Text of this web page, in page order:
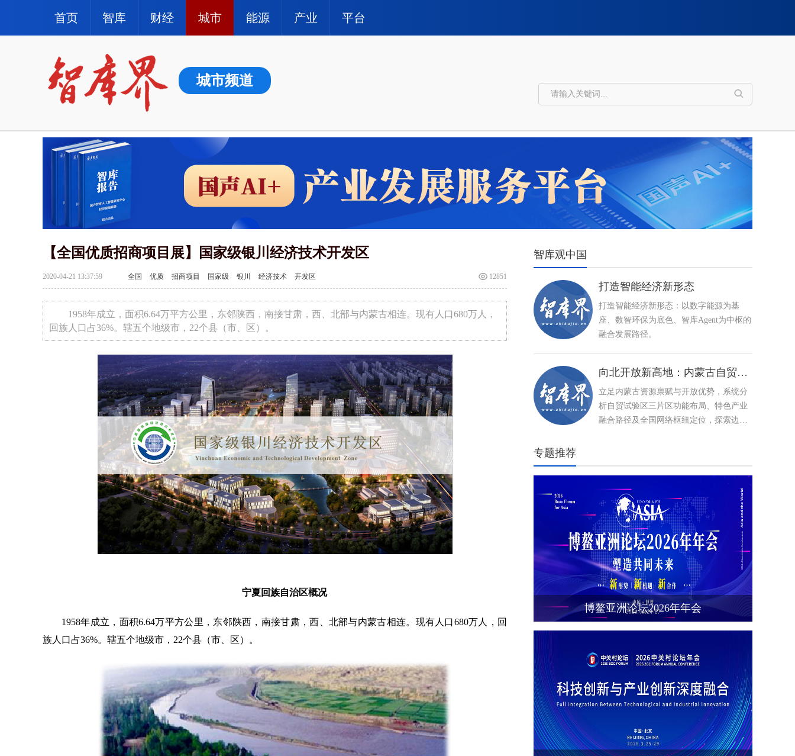
首页 智库 财经 城市 能源 产业 平台
城市频道
【全国优质招商项目展】国家级银川经济技术开发区
2020-04-21 13:37:59 全国 优质 招商项目 国家级 银川 经济技术 开发区 12851
1958年成立，面积6.64万平方公里，东邻陕西，南接甘肃，西、北部与内蒙古相连。现有人口680万人，
回族人口占36%。辖五个地级市，22个县（市、区）。
宁夏回族自治区概况
1958年成立，面积6.64万平方公里，东邻陕西，南接甘肃，西、北部与内蒙古相连。现有人口680万人，回
族人口占36%。辖五个地级市，22个县（市、区）。
智库观中国
打造智能经济新形态
打造智能经济新形态：以数字能源为基
座、数智环保为底色、智库Agent为中枢的
融合发展路径。
向北开放新高地：内蒙古自贸试验区建设与特色产业高质量发展路径
立足内蒙古资源禀赋与开放优势，系统分
析自贸试验区三片区功能布局、特色产业
融合路径及全国网络枢纽定位，探索边疆
专题推荐
博鳌亚洲论坛2026年年会